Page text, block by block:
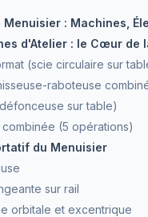
Menuisier : Machines,
d'Atelier : le Cœur de
(scie circulaire sur
raboteuse
sur table)
(5 opérations)
du Menuisier
sur rail
orbitale et excentrique